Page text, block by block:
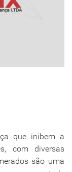
que inibem a
com diversas
são uma